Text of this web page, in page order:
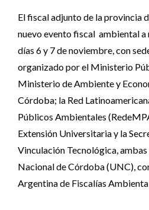
El fiscal adjunto de la provincia
nuevo evento fiscal ambiental a
días 6 y 7 de noviembre, con
organizado por el Ministerio
Ministerio de Ambiente y
Córdoba; la Red
Públicos Ambientales
Extensión Universitaria y la
Vinculación Tecnológica,
Nacional de Córdoba (UNC),
Argentina de Fiscalías